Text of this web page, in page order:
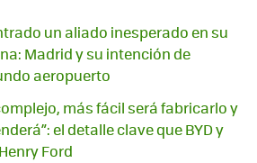
un aliado inesperado en su
Madrid y su intención de
aeropuerto
más fácil será fabricarlo y
el detalle clave que BYD y
Ford